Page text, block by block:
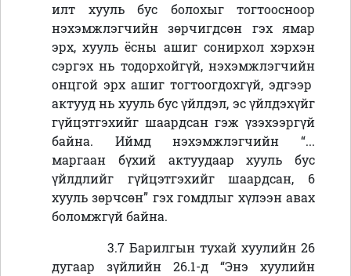
илт хууль бус болохыг тогтоосноор
нэхэмжлэгчийн зөрчигдсөн гэх ямар
эрх, хууль ёсны ашиг сонирхол хэрхэн
сэргэх нь тодорхойгүй, нэхэмжлэгчийн
онцгой эрх ашиг тогтоогдохгүй, эдгээр
актууд нь хууль бус үйлдэл, эс үйлдэхүйг
гүйцэтгэхийг шаардсан гэж үзэхээргүй
байна. Иймд нэхэмжлэгчийн “...
маргаан бүхий актуудаар хууль бус
үйлдлийг гүйцэтгэхийг шаардсан, 6
хууль зөрчсөн” гэх гомдлыг хүлээн авах
боломжгүй байна.
3.7 Барилгын тухай хуулийн 26
дугаар зүйлийн 26.1-д “Энэ хуулийн